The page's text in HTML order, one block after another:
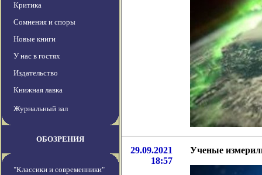
Критика
Сомнения и споры
Новые книги
У нас в гостях
Издательство
Книжная лавка
Журнальный зал
ОБОЗРЕНИЯ
"Классики и современники"
29.09.2021
18:57
Ученые